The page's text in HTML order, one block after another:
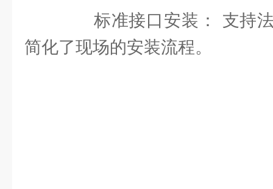
标准接口安装： 支持法
简化了现场的安装流程。